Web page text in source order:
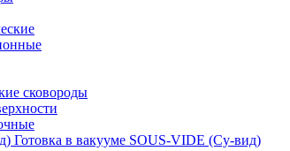
сковороды
Готовка в вакууме SOUS-VIDE (Су-вид)